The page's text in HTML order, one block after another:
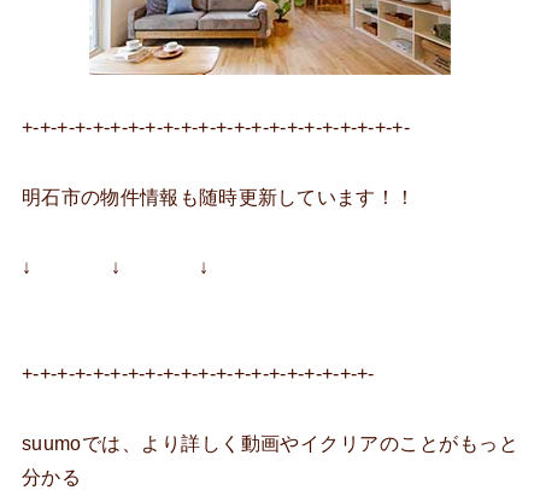
+-+-+-+-+-+-+-+-+-+-+-+-+-+-+-+-+-+-+-+-+-+-
明石市の物件情報も随時更新しています！！
↓ ↓ ↓
+-+-+-+-+-+-+-+-+-+-+-+-+-+-+-+-+-+-+-+-
suumoでは、より詳しく動画やイクリアのことがもっと
分かる